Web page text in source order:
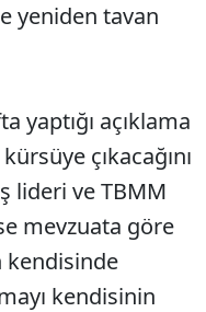
yeniden tavan
yaptığı açıklama
çıkacağını
lideri ve TBMM
mevzuata göre
kendisinde
kendisinin